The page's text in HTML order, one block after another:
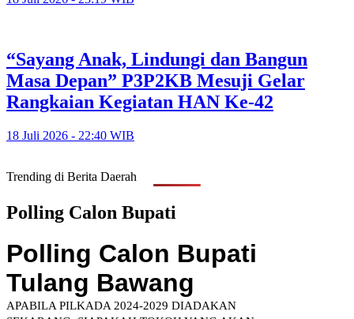
“Sayang Anak, Lindungi dan Bangun
Masa Depan” P3P2KB Mesuji Gelar
Rangkaian Kegiatan HAN Ke-42
18 Juli 2026 - 22:40 WIB
Trending di Berita Daerah
Polling Calon Bupati